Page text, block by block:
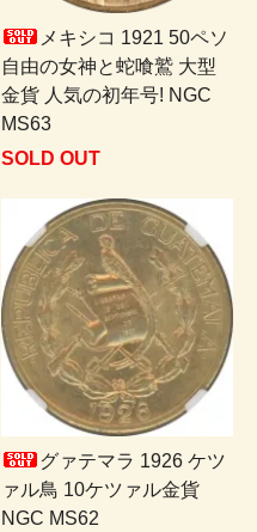
メキシコ 1921 50ペソ
自由の女神と蛇喰鷲 大型
金貨 人気の初年号! NGC
MS63
SOLD OUT
グァテマラ 1926 ケツ
ァル鳥 10ケツァル金貨
NGC MS62